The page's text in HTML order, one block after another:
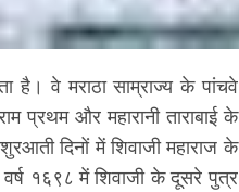
है। वे मराठा साम्राज्य के पांचवे
प्रथम और महारानी ताराबाई के
दिनों में शिवाजी महाराज के
१६९८ में शिवाजी के दूसरे पुत्र